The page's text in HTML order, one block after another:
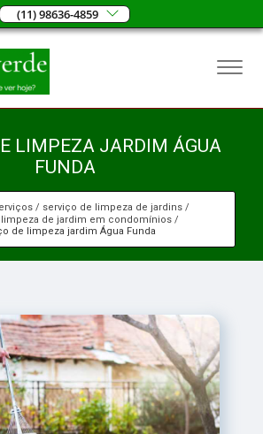
(11) 98636-4859
LIMPEZA JARDIM ÁGUA
FUNDA
serviço de limpeza de jardins
de jardim em condomínios
de limpeza jardim Água Funda